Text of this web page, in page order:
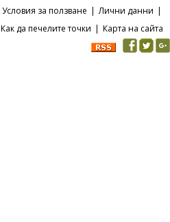
Условия за ползване | Лични данни |
Как да печелите точки | Карта на сайта